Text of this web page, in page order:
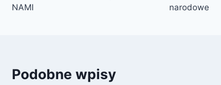
NAMI
narodowe
Podobne wpisy